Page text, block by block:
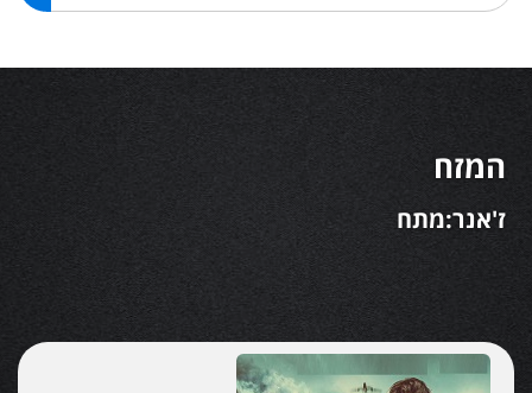
המזח
ז'אנר:מתח